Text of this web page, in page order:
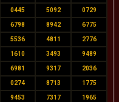
0445 5092 0729
6798 8942 6775
5536 4811 2776
1610 3493 9489
6981 9317 2036
0274 8713 1775
9453 7317 1965